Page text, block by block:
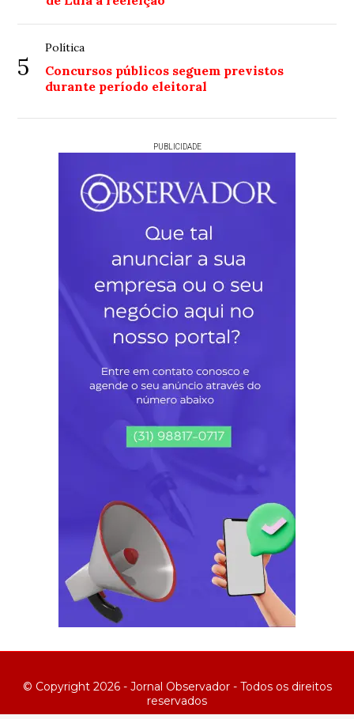
5
Política
Concursos públicos seguem previstos
durante período eleitoral
PUBLICIDADE
© Copyright 2026 - Jornal Observador - Todos os direitos
reservados